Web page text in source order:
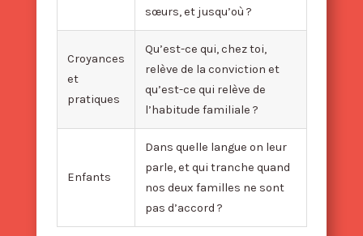
sœurs, et jusqu’où ?
Croyances
et
pratiques
Qu’est-ce qui, chez toi,
relève de la conviction et
qu’est-ce qui relève de
l’habitude familiale ?
Enfants
Dans quelle langue on leur
parle, et qui tranche quand
nos deux familles ne sont
pas d’accord ?